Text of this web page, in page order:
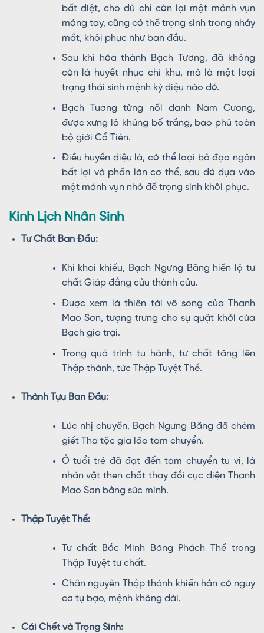
bất diệt, cho dù chỉ còn lại một mảnh vụn
móng tay, cũng có thể trọng sinh trong nháy
mắt, khôi phục như ban đầu.
Sau khi hóa thành Bạch Tương, đã không
còn là huyết nhục chi khu, mà là một loại
trạng thái sinh mệnh kỳ diệu nào đó.
Bạch Tương từng nổi danh Nam Cương,
được xưng là khủng bố trắng, bao phủ toàn
bộ giới Cổ Tiên.
Điều huyền diệu là, có thể loại bỏ đạo ngân
bất lợi và phần lớn cơ thể, sau đó dựa vào
một mảnh vụn nhỏ để trọng sinh khôi phục.
Kinh Lịch Nhân Sinh
Tư Chất Ban Đầu:
Khi khai khiếu, Bạch Ngưng Băng hiển lộ tư
chất Giáp đẳng cửu thành cửu.
Được xem là thiên tài vô song của Thanh
Mao Sơn, tượng trưng cho sự quật khởi của
Bạch gia trại.
Trong quá trình tu hành, tư chất tăng lên
Thập thành, tức Thập Tuyệt Thể.
Thành Tựu Ban Đầu:
Lúc nhị chuyển, Bạch Ngưng Băng đã chém
giết Tha tộc gia lão tam chuyển.
Ở tuổi trẻ đã đạt đến tam chuyển tu vi, là
nhân vật then chốt thay đổi cục diện Thanh
Mao Sơn bằng sức mình.
Thập Tuyệt Thể:
Tư chất Bắc Minh Băng Phách Thể trong
Thập Tuyệt tư chất.
Chân nguyên Thập thành khiến hắn có nguy
cơ tự bạo, mệnh không dài.
Cái Chết và Trọng Sinh: